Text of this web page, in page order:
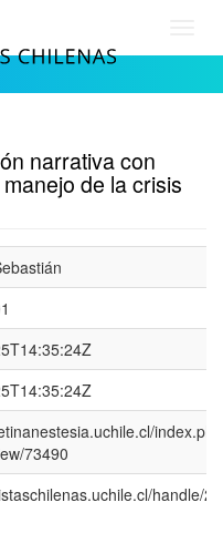
narrativa con
de la crisis
73490
handle/